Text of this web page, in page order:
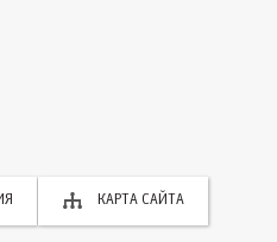
КАРТА САЙТА